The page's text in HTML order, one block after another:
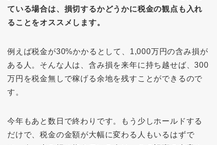
ている場合は、損切するかどうかに税金の観点も入れ
ることをオススメします。
例えば税金が30%かかるとして、1,000万円の含み損が
ある人。そんな人は、含み損を来年に持ち越せば、300
万円を税金無しで稼げる余地を残すことができるので
す。
今年もあと数日で終わりです。もう少しホールドする
だけで、税金の金額が大幅に変わる人もいるはずで